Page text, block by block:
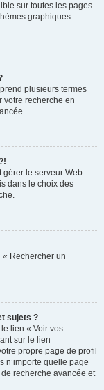
sur toutes les pages
graphiques
plusieurs termes
votre recherche en
gérer le serveur Web.
dans le choix des
Rechercher un
sujets ?
lien « Voir vos
sur le lien
propre page de profil
n’importe quelle page
recherche avancée et